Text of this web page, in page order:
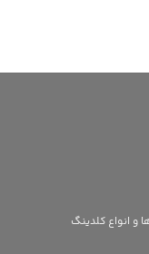
انواع کلدینگ